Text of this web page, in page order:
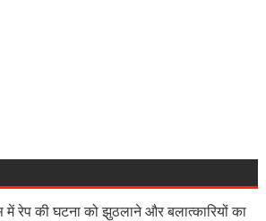
में रेप की घटना को झुठलाने और बलात्कारियों का